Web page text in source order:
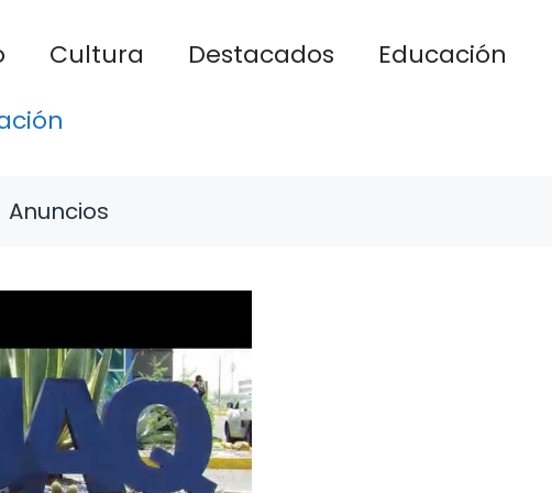
Cultura Destacados Educación
Anuncios